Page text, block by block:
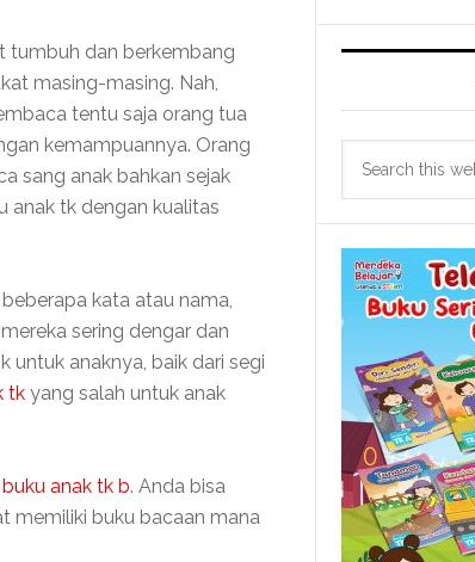
tumbuh dan berkembang
masing-masing. Nah,
tentu saja orang tua
kemampuannya. Orang
sang anak bahkan sejak
anak tk dengan kualitas
kata atau nama,
sering dengar dan
untuk anaknya, baik dari segi
tk yang salah untuk anak
buku anak tk b. Anda bisa
memiliki buku bacaan mana